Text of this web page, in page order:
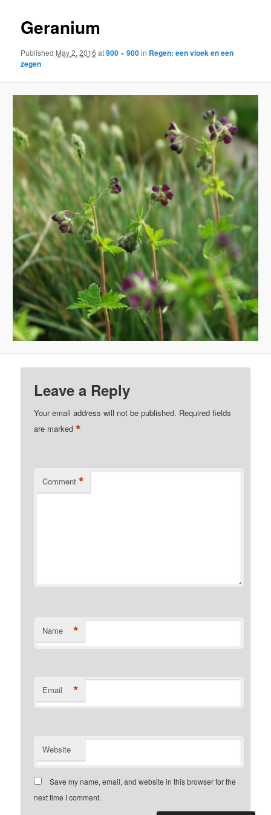
Geranium
Published May 2, 2016 at900 × 900in Regen: een vloek en een
zegen
Leave a Reply
Your email address will not be published. Required fields
are marked*
Comment *
Name *
Email *
Website
Save my name, email, and website in this browser for the
next time I comment.